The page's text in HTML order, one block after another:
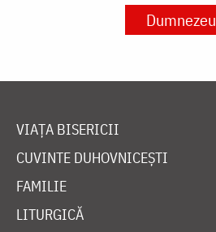
Dumnezeu
VIAȚA BISERICII
CUVINTE DUHOVNICEȘTI
FAMILIE
LITURGICĂ